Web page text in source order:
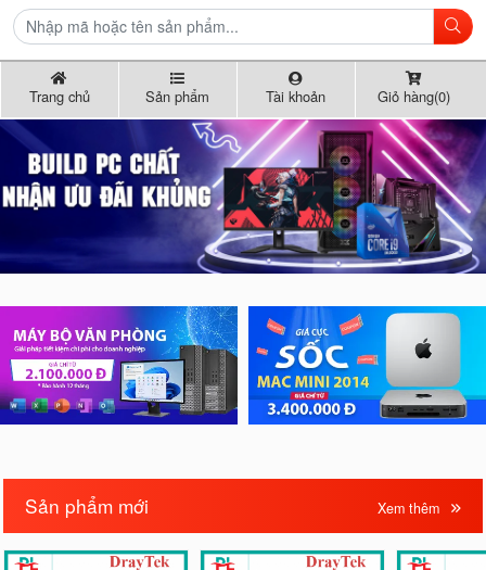
Trang chủ Sản phẩm Tài khoản Giỏ hàng(0)
Sản phẩm mới Xem thêm